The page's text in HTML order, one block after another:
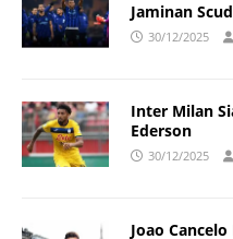
Jaminan
30/12/2025
Inter Milan
Ederson
30/12/2025
Joao